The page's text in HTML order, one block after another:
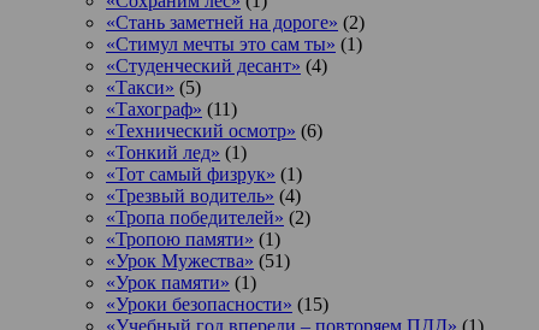
«Стань заметней на дороге» (2)
«Стимул мечты это сам ты» (1)
«Студенческий десант» (4)
«Такси» (5)
«Тахограф» (11)
«Технический осмотр» (6)
«Тонкий лед» (1)
«Тот самый физрук» (1)
«Трезвый водитель» (4)
«Тропа победителей» (2)
«Тропою памяти» (1)
«Урок Мужества» (51)
«Урок памяти» (1)
«Уроки безопасности» (15)